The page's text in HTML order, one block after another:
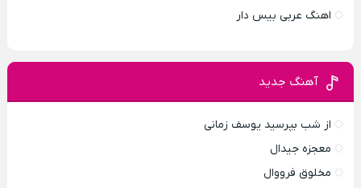
اهنگ عربی بیس دار
آهنگ جدید
از شب بپرسید یوسف زمانی
معجزه جیدال
مخلوق فرووال